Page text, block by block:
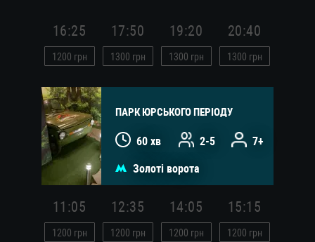
16:25
1200 грн
17:50
1300 грн
19:20
1300 грн
20:40
1300 грн
ПАРК ЮРСЬКОГО ПЕРІОДУ
60 хв 2-5 7+
Золоті ворота
11:05
1200 грн
12:35
1200 грн
14:05
1200 грн
15:15
1200 грн